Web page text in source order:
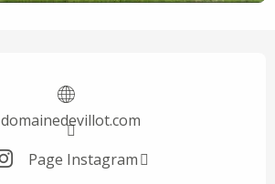
domainedevillot.com
Page Instagram